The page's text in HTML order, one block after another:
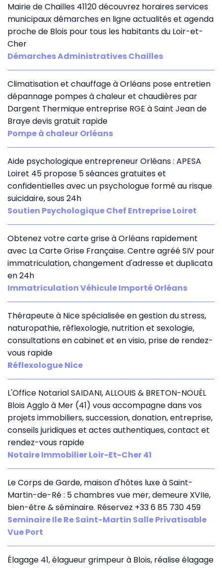
Mairie de Chailles 41120 découvrez horaires services
municipaux démarches en ligne actualités et agenda
proche de Blois pour tous les habitants du Loir-et-
Cher
Démarches Administratives Chailles
Climatisation et chauffage à Orléans pose entretien
dépannage pompes à chaleur et chaudières par
Dargent Thermique entreprise RGE à Saint Jean de
Braye devis gratuit rapide
Pompe à chaleur Orléans
Aide psychologique entrepreneur Orléans : APESA
Loiret 45 propose 5 séances gratuites et
confidentielles avec un psychologue formé au risque
suicidaire, sous 24h
Soutien Psychologique Chef Entreprise Loiret
Obtenez votre carte grise à Orléans rapidement
avec La Carte Grise Française. Centre agréé SIV pour
immatriculation, changement d'adresse et duplicata
en 24h
Immatriculation Véhicule Importé Orléans
Thérapeute à Nice spécialisée en gestion du stress,
naturopathie, réflexologie, nutrition et sexologie,
consultations en cabinet et en visio, prise de rendez-
vous rapide
Réflexologue Nice
L'Office Notarial SAIDANI, ALLOUIS & BRETON-NOUËL
Blois Agglo à Mer (41) vous accompagne dans vos
projets immobiliers, succession, donation, entreprise,
conseils juridiques et actes authentiques, contact et
rendez-vous rapide
Notaire Immobilier Loir-Et-Cher 41
Le Corps de Garde, maison d'hôtes luxe à Saint-
Martin-de-Ré : 5 chambres vue mer, demeure XVIIe,
bien-être & séminaire. Réservez +33 6 85 730 459
Seminaire Ile Re Saint-Martin Salle Privatisable
Vue Port
Élagage 41, élagueur grimpeur à Blois, réalise élagage